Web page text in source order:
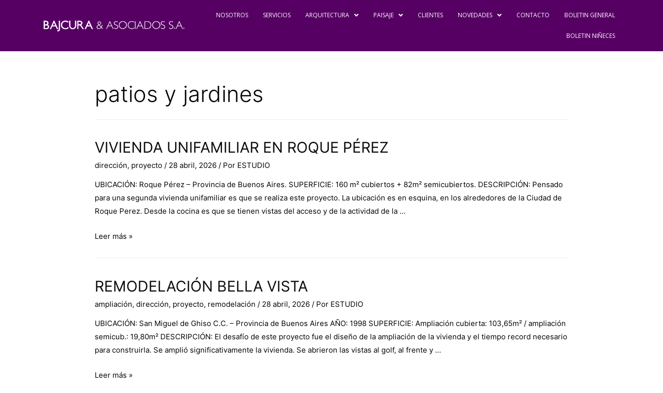
NOSOTROS SERVICIOS ARQUITECTURA PAISAJE CLIENTES NOVEDADES CONTACTO BOLETIN GENERAL
BOLETIN NIÑECES
patios y jardines
VIVIENDA UNIFAMILIAR EN ROQUE PÉREZ
dirección, proyecto / 28 abril, 2026 / Por ESTUDIO
UBICACIÓN: Roque Pérez – Provincia de Buenos Aires. SUPERFICIE: 160 m² cubiertos + 82m² semicubiertos. DESCRIPCIÓN: Pensado
para una segunda vivienda unifamiliar es que se realiza este proyecto. La ubicación es en esquina, en los alrededores de la Ciudad de
Roque Perez. Desde la cocina es que se tienen vistas del acceso y de la actividad de la …
Leer más »
REMODELACIÓN BELLA VISTA
ampliación, dirección, proyecto, remodelación / 28 abril, 2026 / Por ESTUDIO
UBICACIÓN: San Miguel de Ghiso C.C. – Provincia de Buenos Aires AÑO: 1998 SUPERFICIE: Ampliación cubierta: 103,65m² / ampliación
semicub.: 19,80m² DESCRIPCIÓN: El desafío de este proyecto fue el diseño de la ampliación de la vivienda y el tiempo record necesario
para construirla. Se amplió significativamente la vivienda. Se abrieron las vistas al golf, al frente y …
Leer más »